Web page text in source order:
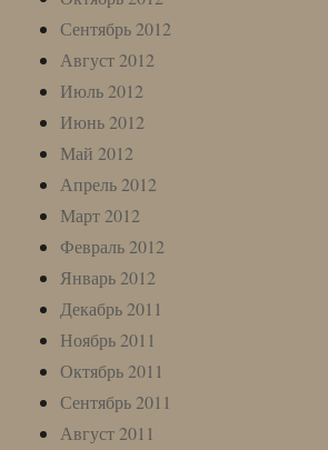
Сентябрь 2012
Август 2012
Июль 2012
Июнь 2012
Май 2012
Апрель 2012
Март 2012
Февраль 2012
Январь 2012
Декабрь 2011
Ноябрь 2011
Октябрь 2011
Сентябрь 2011
Август 2011